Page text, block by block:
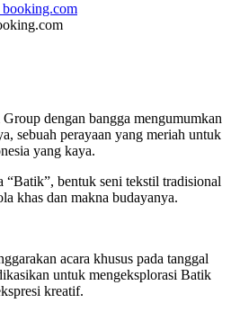
dengan bangga mengumumkan
sebuah perayaan yang meriah untuk
yang kaya.
“Batik”, bentuk seni tekstil tradisional
khas dan makna budayanya.
acara khusus pada tanggal
untuk mengeksplorasi Batik
kreatif.